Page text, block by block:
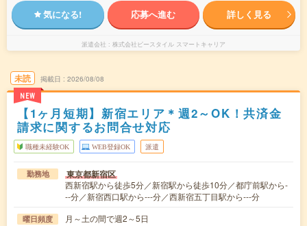
気になる! 応募へ進む 詳しく見る
派遣会社 株式会社ビースタイル スマートキャリア
未読
NEW
掲載日 2026/08/08
【1ヶ月短期】新宿エリア＊週2～OK！共済金
請求に関するお問合せ対応
職種未経験OK WEB登録OK 派遣
勤務地 東京都新宿区
西新宿駅から徒歩5分／新宿駅から徒歩10分／都庁前駅から-
--分／新宿西口駅から---分／西新宿五丁目駅から---分
曜日頻度 月～土の間で週2～5日